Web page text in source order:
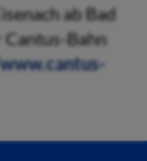
ab Bad
Cantus-Bahn